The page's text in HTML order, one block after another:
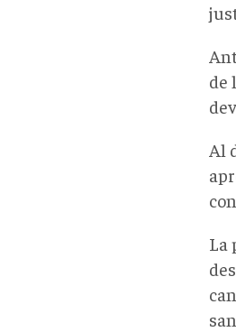
de
Al
La